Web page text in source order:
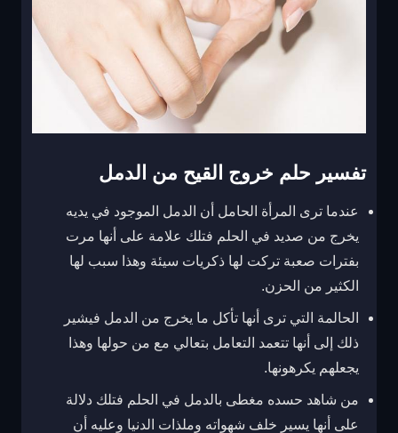
تفسير حلم خروج القيح من الدمل
عندما ترى المرأة الحامل أن الدمل الموجود في يديه
يخرج من صديد في الحلم فتلك علامة على أنها مرت
بفترات صعبة تركت لها ذكريات سيئة وهذا سبب لها
الكثير من الحزن.
الحالمة التي ترى أنها تأكل ما يخرج من الدمل فيشير
ذلك إلى أنها تتعمد التعامل بتعالي مع من حولها وهذا
يجعلهم يكرهونها.
من شاهد حسده مغطى بالدمل في الحلم فتلك دلالة
على أنها يسير خلف شهواته وملذات الدنيا وعليه أن